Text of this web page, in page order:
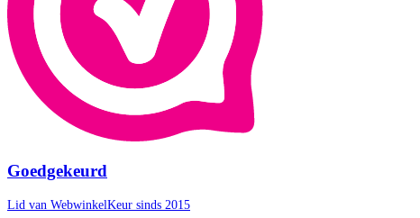
Goedgekeurd
Lid van WebwinkelKeur sinds 2015